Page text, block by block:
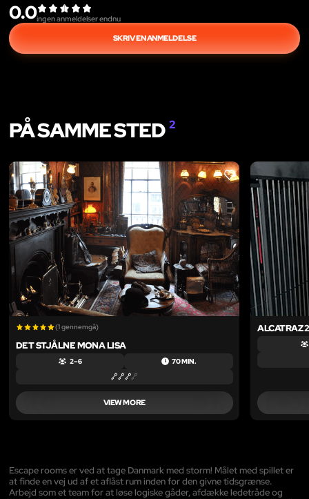
0.0ingen anmeldelser endnu
SKRIV EN ANMELDELSE
PÅ SAMME STED 2
LIKE
(1 gennemgå)
DET STJÅLNE MONA LISA
2 – 6 70 MIN.
VIEW MORE
ALCATRAZ
Escape rooms er ved at tage Danmark med storm! Målet med spillet er
at finde en vej ud af et aflåst rum inden for den givne tidsgrænse.
Arbejd som et team for at løse logiske gåder, afdække ledetråde og